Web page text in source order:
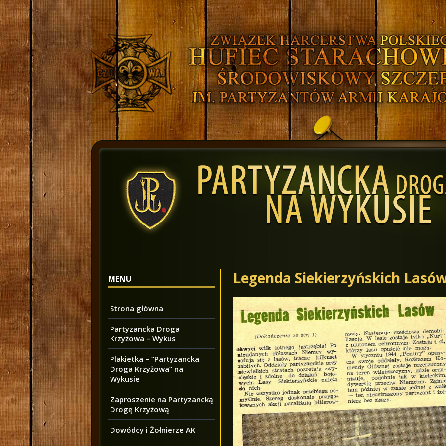
Legenda Siekierzyńskich
MENU
Strona główna
Partyzancka Droga
Krzyżowa – Wykus
Plakietka – “Partyzancka
Droga Krzyżowa” na
Wykusie
Zaproszenie na Partyzancką
Drogę Krzyżową
Dowódcy i Żołnierze AK